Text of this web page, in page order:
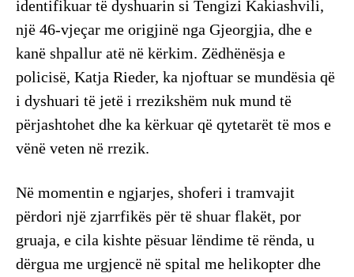
identifikuar të dyshuarin si Tengizi Kakiashvili,
një 46-vjeçar me origjinë nga Gjeorgjia, dhe e
kanë shpallur atë në kërkim. Zëdhënësja e
policisë, Katja Rieder, ka njoftuar se mundësia që
i dyshuari të jetë i rrezikshëm nuk mund të
përjashtohet dhe ka kërkuar që qytetarët të mos e
vënë veten në rrezik.
Në momentin e ngjarjes, shoferi i tramvajit
përdori një zjarrfikës për të shuar flakët, por
gruaja, e cila kishte pësuar lëndime të rënda, u
dërgua me urgjencë në spital me helikopter dhe